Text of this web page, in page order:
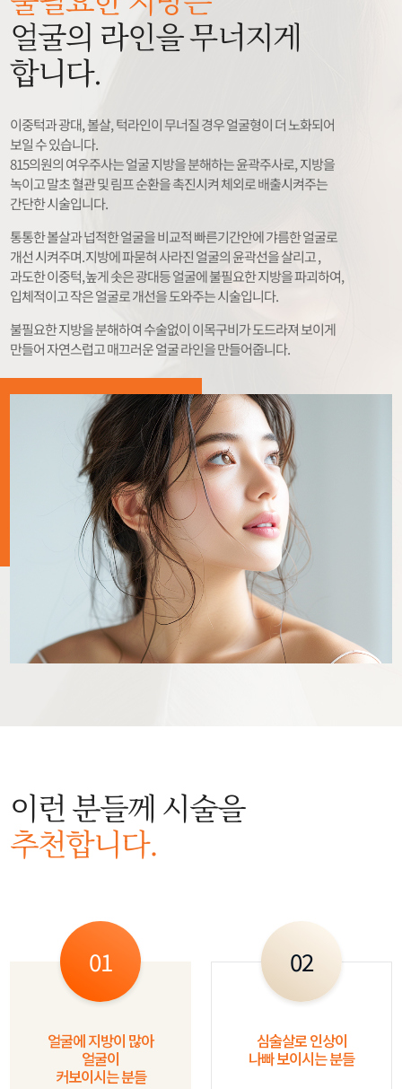
얼굴의 라인을 무너지게
합니다.
이중턱과 광대, 볼살, 턱라인이 무너질 경우 얼굴형이 더 노화되어
보일 수 있습니다.
815의원의 여우주사는 얼굴 지방을 분해하는 윤곽주사로, 지방을
녹이고 말초 혈관 및 림프 순환을 촉진시켜 체외로 배출시켜주는
간단한 시술입니다.
통통한 볼살과 넙적한 얼굴을 비교적 빠른기간안에 갸름한 얼굴로
개선 시켜주며. 지방에 파묻혀 사라진 얼굴의 윤곽선을 살리고 ,
과도한 이중턱,높게 솟은 광대등 얼굴에 불필요한 지방을 파괴하여,
입체적이고 작은 얼굴로 개선을 도와주는 시술입니다.
불필요한 지방을 분해하여 수술없이 이목구비가 도드라져 보이게
만들어 자연스럽고 매끄러운 얼굴 라인을 만들어줍니다.
이런 분들께 시술을
추천합니다.
01
얼굴에 지방이 많아
얼굴이
커보이시는 분들
02
심술살로 인상이
나빠 보이시는 분들